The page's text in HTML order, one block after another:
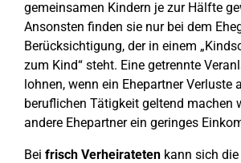
gemeinsamen Kindern je zur Hälfte
Ansonsten finden sie nur bei dem
Berücksichtigung, der in einem
zum Kind“ steht. Eine getrennte
lohnen, wenn ein Ehepartner Verluste
beruflichen Tätigkeit geltend machen
andere Ehepartner ein geringes
Bei frisch Verheirateten kann sich die